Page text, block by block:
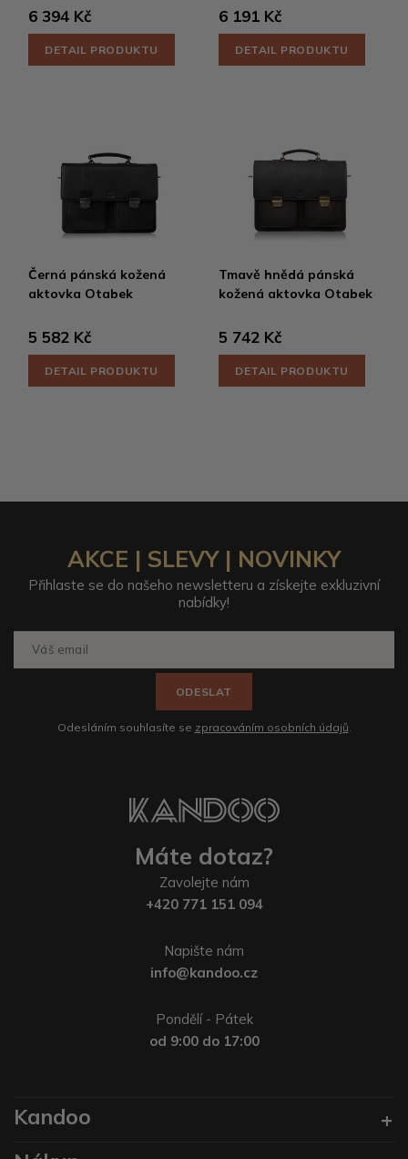
6 394 Kč
DETAIL PRODUKTU
6 191 Kč
DETAIL PRODUKTU
Černá pánská kožená
aktovka Otabek
5 582 Kč
DETAIL PRODUKTU
Tmavě hnědá pánská
kožená aktovka Otabek
5 742 Kč
DETAIL PRODUKTU
AKCE | SLEVY | NOVINKY
Přihlaste se do našeho newsletteru a získejte exkluzivní
nabídky!
ODESLAT
Odesláním souhlasíte se zpracováním osobních údajů
Máte dotaz?
Zavolejte nám
+420 771 151 094
Napište nám
info@kandoo.cz
Pondělí - Pátek
od 9:00 do 17:00
Kandoo